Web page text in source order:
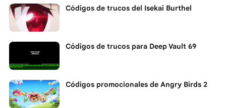
Códigos de trucos del Isekai Burthel
Códigos de trucos para Deep Vault 69
Códigos promocionales de Angry Birds 2